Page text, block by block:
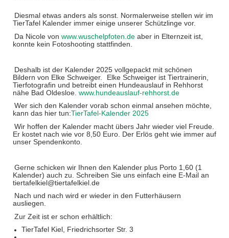
Diesmal etwas anders als sonst. Normalerweise stellen wir im
TierTafel Kalender immer einige unserer Schützlinge vor.
Da Nicole von www.wuschelpfoten.deaber in Elternzeit ist,
konnte kein Fotoshooting stattfinden.
Deshalb ist der Kalender 2025 vollgepackt mit schönen
Bildern von Elke Schweiger.
Elke Schweiger ist Tiertrainerin,
Tierfotografin und betreibt einen Hundeauslauf in Rehhorst
nähe Bad Oldesloe. www.hundeauslauf-rehhorst.de
Wer sich den Kalender vorab schon einmal ansehen möchte,
kann das hier tun:TierTafel-Kalender 2025
Wir hoffen der Kalender macht übers Jahr wieder viel Freude.
Er kostet nach wie vor 8,50 Euro. Der Erlös geht wie immer auf
unser Spendenkonto.
Gerne schicken wir Ihnen den Kalender plus Porto 1,60 (1
Kalender) auch zu. Schreiben Sie uns einfach eine E-Mail an
tiertafelkiel@tiertafelkiel.de
Nach und nach wird er wieder in den Futterhäusern
ausliegen.
Zur Zeit ist er schon erhältlich:
TierTafel Kiel, Friedrichsorter Str. 3